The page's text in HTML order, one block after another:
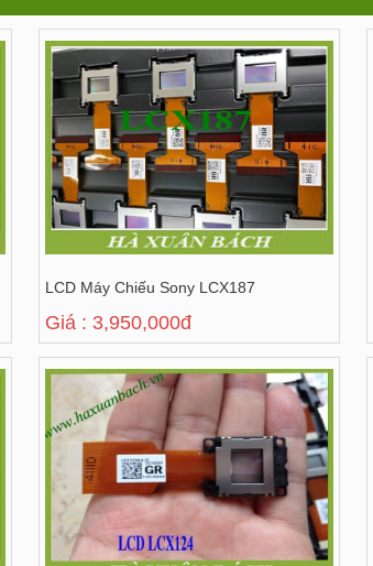
LCD Máy Chiếu Sony LCX187
Giá : 3,950,000đ